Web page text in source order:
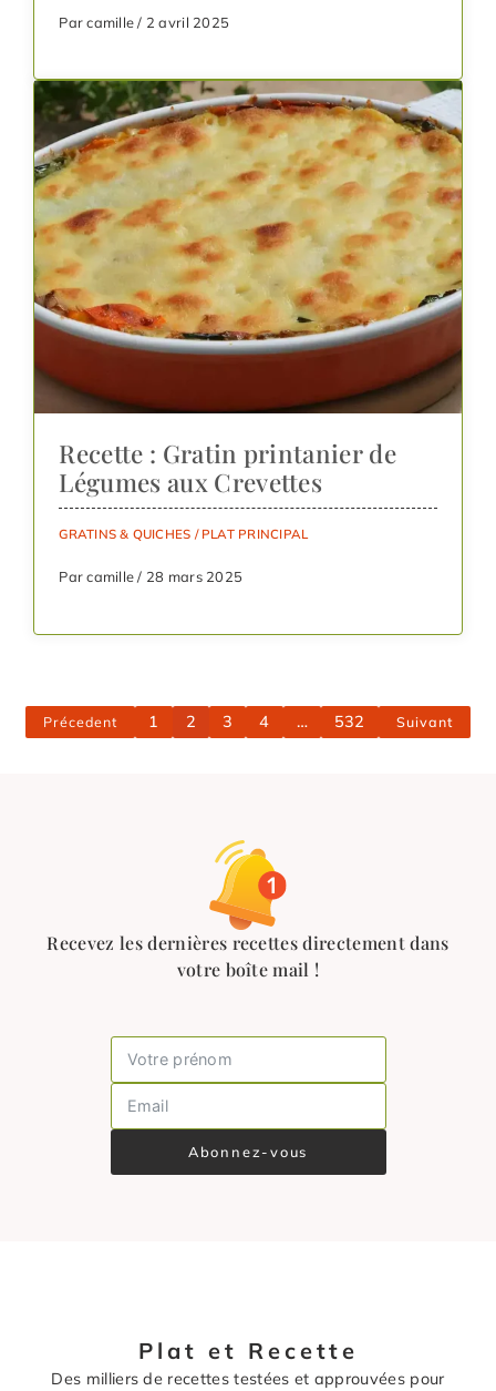
Par camille / 2 avril 2025
Recette : Gratin printanier de
Légumes aux Crevettes
GRATINS & QUICHES / PLAT PRINCIPAL
Par camille / 28 mars 2025
Précedent 1 2 3 4 … 532 Suivant
Recevez les dernières recettes directement dans
votre boîte mail !
Abonnez-vous
Plat et Recette
Des milliers de recettes testées et approuvées pour